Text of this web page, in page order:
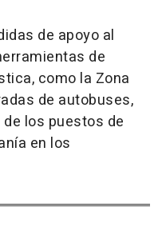
de apoyo al
de
como la Zona
de autobuses,
los puestos de
en los